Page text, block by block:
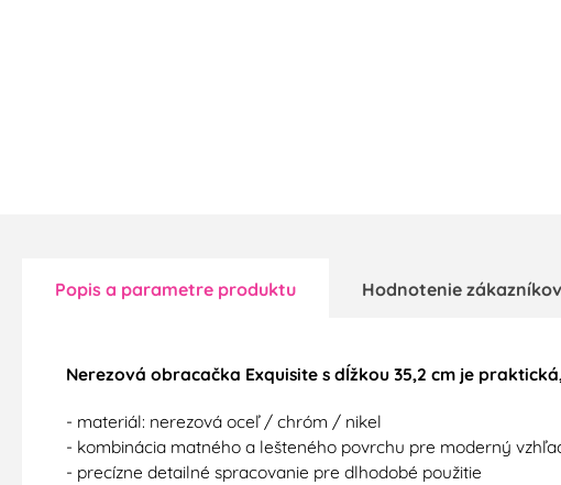
Popis a parametre produktu Hodnotenie zákazníkov
Nerezová obracačka Exquisite s dĺžkou 35,2 cm je
- materiál: nerezová oceľ / chróm / nikel
- kombinácia matného a lešteného povrchu pre moderný
- precízne detailné spracovanie pre dlhodobé použitie